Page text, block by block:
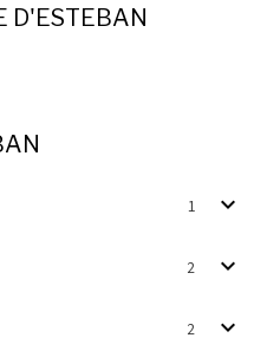
D'ESTEBAN
1
2
2